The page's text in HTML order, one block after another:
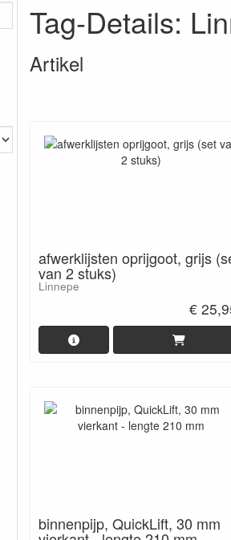
Tag-Details:
Artikel
afwerklijsten oprijgoot, grijs
van 2 stuks)
Linnepe
€
binnenpijp, QuickLift, 30 mm